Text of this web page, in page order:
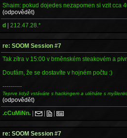
Shaim: pokud dojedes nezapomen si vzit cca
(odpovědět)
d |212.47.28.*
re: SOOM Session #7
Tak zítra v 15:00 v brněnském steakovém a
Doufám, že se dostavíte v hojném počtu :)
----------
Teprve když vstáváte s hackingem a uléháte s
(odpovědět)
.cCuMiNn. | | |
re: SOOM Session #7